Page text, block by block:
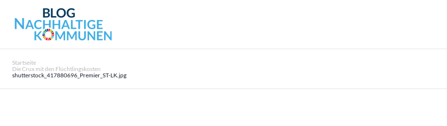
Startseite
Die Crux mit den Flüchtlingskosten
shutterstock_417880696_Premier_ST-LK.jpg